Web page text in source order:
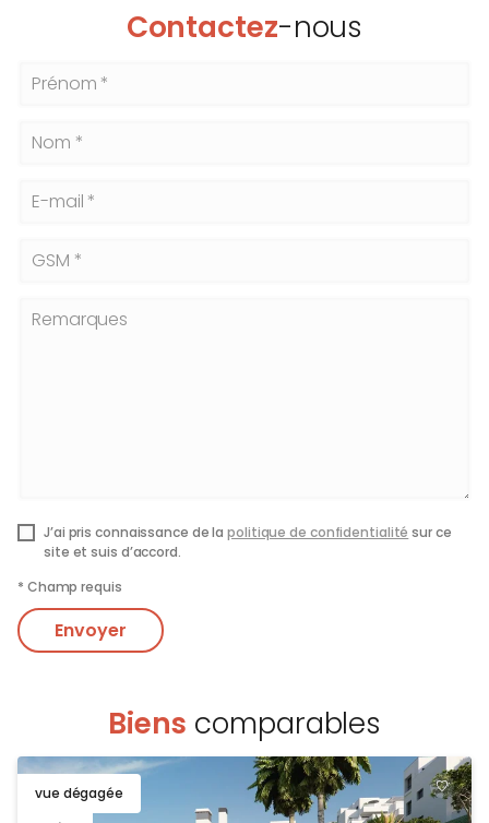
Contactez-nous
Prénom *
Nom *
E-mail *
GSM *
Remarques
J’ai pris connaissance de lapolitique de confidentialité sur ce
site et suis d’accord.
* Champ requis
Envoyer
Biens comparables
vue dégagée